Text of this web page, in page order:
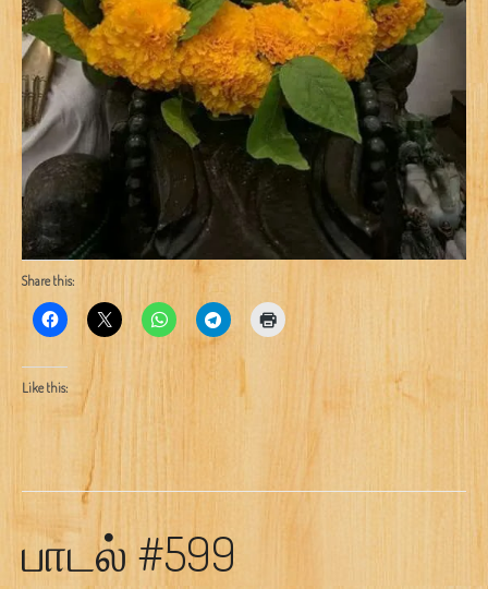
Share this:
Like this:
பாடல் #599